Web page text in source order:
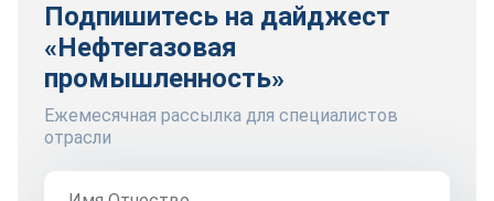
Подпишитесь на дайджест
«Нефтегазовая
промышленность»
Ежемесячная рассылка для специалистов
отрасли